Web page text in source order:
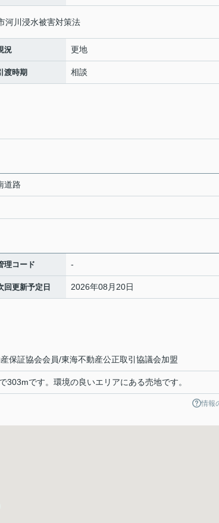
河川浸水被害対策法
況 更地
渡時期 相談
道路
理コード -
回更新予定日 2026年08月20日
保証協会会員/東海不動産公正取引協議会加盟
です。環境の良いエリアにある売地です。
情報